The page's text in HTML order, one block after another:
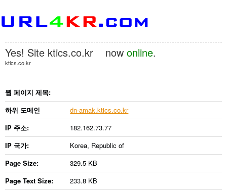
Yes! Site ktics.co.kr now online.
ktics.co.kr
웹 페이지 제목:
하위 도메인
dn-amak.ktics.co.kr
IP 주소:
182.162.73.77
IP 국가:
Korea, Republic of
Page Size:
329.5 KB
Page Text Size:
233.8 KB